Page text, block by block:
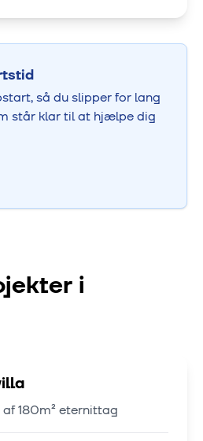
så du slipper for lang
står klar til at hjælpe dig
i
180m² eternittag